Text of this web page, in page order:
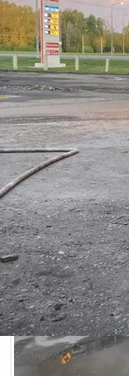
Общество
14.05.2026 09:23420